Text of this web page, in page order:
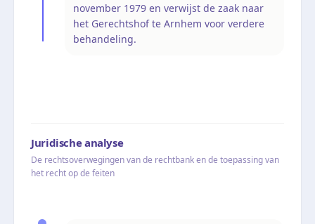
november 1979 en verwijst de zaak naar
het Gerechtshof te Arnhem voor verdere
behandeling.
Juridische analyse
De rechtsoverwegingen van de rechtbank en de toepassing van
het recht op de feiten